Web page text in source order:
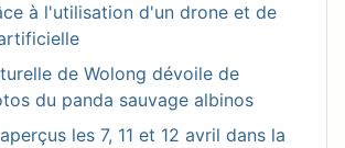
à l'utilisation d'un drone et de
de Wolong dévoile de
du panda sauvage albinos
les 7, 11 et 12 avril dans la